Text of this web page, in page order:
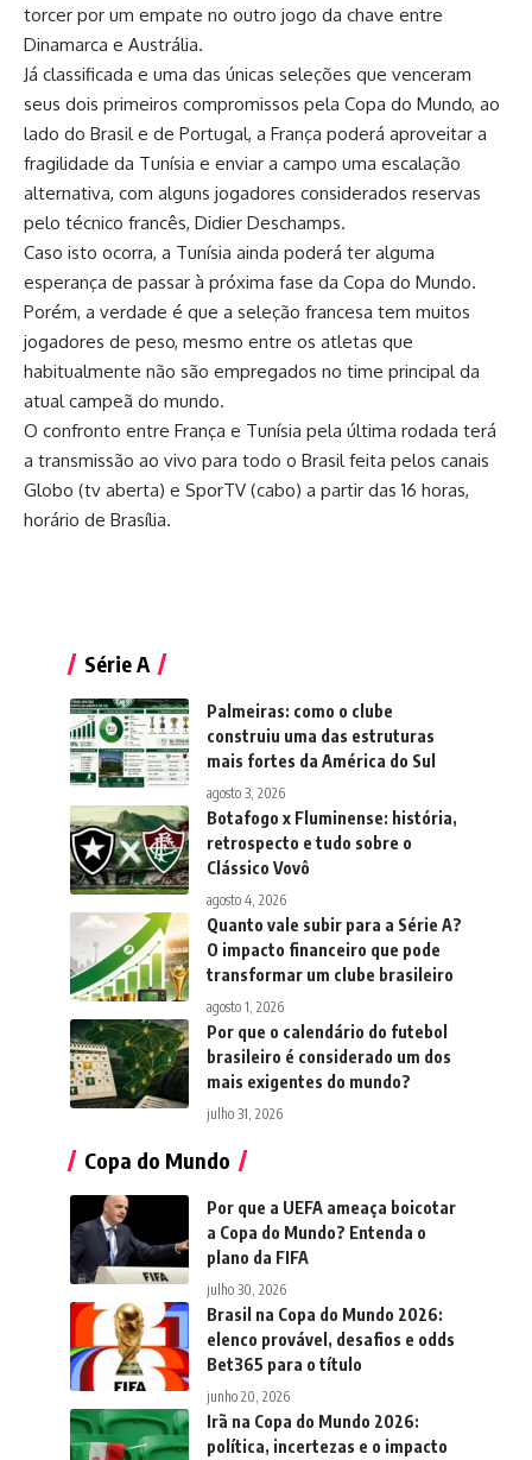
torcer por um empate no outro jogo da chave entre
Dinamarca e Austrália.
Já classificada e uma das únicas seleções que venceram
seus dois primeiros compromissos pela Copa do Mundo, ao
lado do Brasil e de Portugal, a França poderá aproveitar a
fragilidade da Tunísia e enviar a campo uma escalação
alternativa, com alguns jogadores considerados reservas
pelo técnico francês, Didier Deschamps.
Caso isto ocorra, a Tunísia ainda poderá ter alguma
esperança de passar à próxima fase da Copa do Mundo.
Porém, a verdade é que a seleção francesa tem muitos
jogadores de peso, mesmo entre os atletas que
habitualmente não são empregados no time principal da
atual campeã do mundo.
O confronto entre França e Tunísia pela última rodada terá
a transmissão ao vivo para todo o Brasil feita pelos canais
Globo (tv aberta) e SporTV (cabo) a partir das 16 horas,
horário de Brasília.
Série A
Palmeiras: como o clube
construiu uma das estruturas
mais fortes da América do Sul
agosto 3, 2026
Botafogo x Fluminense: história,
retrospecto e tudo sobre o
Clássico Vovô
agosto 4, 2026
Quanto vale subir para a Série A?
O impacto financeiro que pode
transformar um clube brasileiro
agosto 1, 2026
Por que o calendário do futebol
brasileiro é considerado um dos
mais exigentes do mundo?
julho 31, 2026
Copa do Mundo
Por que a UEFA ameaça boicotar
a Copa do Mundo? Entenda o
plano da FIFA
julho 30, 2026
Brasil na Copa do Mundo 2026:
elenco provável, desafios e odds
Bet365 para o título
junho 20, 2026
Irã na Copa do Mundo 2026:
política, incertezas e o impacto